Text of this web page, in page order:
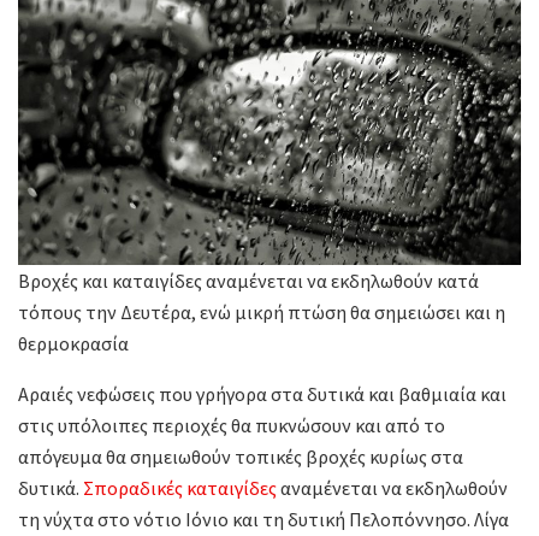
Βροχές και καταιγίδες αναμένεται να εκδηλωθούν κατά
τόπους την Δευτέρα, ενώ μικρή πτώση θα σημειώσει και η
θερμοκρασία
Αραιές νεφώσεις που γρήγορα στα δυτικά και βαθμιαία και
στις υπόλοιπες περιοχές θα πυκνώσουν και από το
απόγευμα θα σημειωθούν τοπικές βροχές κυρίως στα
δυτικά. Σποραδικές καταιγίδεςαναμένεται να εκδηλωθούν
τη νύχτα στο νότιο Ιόνιο και τη δυτική Πελοπόννησο. Λίγα